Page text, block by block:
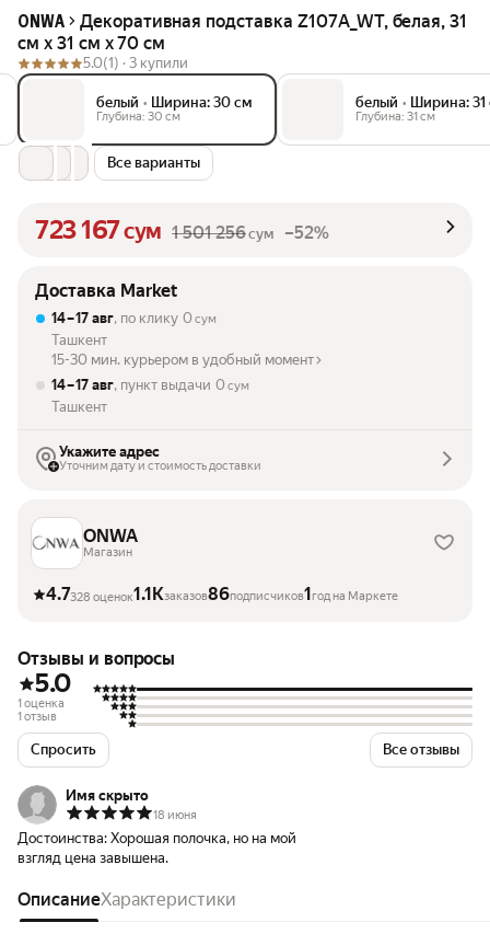
ONWA
Декоративная подставка Z107A_WT, белая, 31
см x 31 см x 70 см
5.0(1) · 3 купили
белый • Ширина: 30 см
Глубина: 30 см
белый • Ширина: 31
Глубина: 31 см
Все варианты
723 167сум 1 501 256сум –52%
Доставка Market
14 – 17 авг, по клику 0 сум
Ташкент
15-30 мин. курьером в удобный момент
14 – 17 авг, пункт выдачи 0 сум
Ташкент
Укажите адрес
Уточним дату и стоимость доставки
ONWA
Магазин
4.7328 оценок1.1Kзаказов86подписчиков1год на Маркете
Отзывы и вопросы
5.0
1 оценка
1 отзыв
Спросить Все отзывы
Имя скрыто
18 июня
Достоинства: Хорошая полочка, но на мой
взгляд цена завышена.
ОписаниеХарактеристики